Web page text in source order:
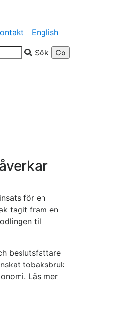
English
Sök
för en
tagit fram en
till
beslutsfattare
tobaksbruk
Läs mer